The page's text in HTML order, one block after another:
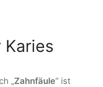
„Zahnfäule“ ist